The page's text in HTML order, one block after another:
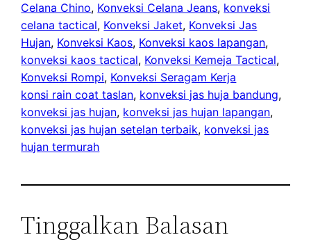
Celana Chino, Konveksi Celana Jeans, konveksi
celana tactical, Konveksi Jaket, Konveksi Jas
Hujan, Konveksi Kaos, Konveksi kaos lapangan
konveksi kaos tactical, Konveksi Kemeja Tactical
Konveksi Rompi, Konveksi Seragam Kerja
konsi rain coat taslan, konveksi jas huja bandung
konveksi jas hujan, konveksi jas hujan lapangan
konveksi jas hujan setelan terbaik, konveksi jas
hujan termurah
Tinggalkan Balasan